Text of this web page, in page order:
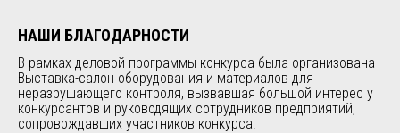
НАШИ БЛАГОДАРНОСТИ
В рамках деловой программы конкурса была организована
Выставка-салон оборудования и материалов для
неразрушающего контроля, вызвавшая большой интерес у
конкурсантов и руководящих сотрудников предприятий,
сопровождавших участников конкурса.